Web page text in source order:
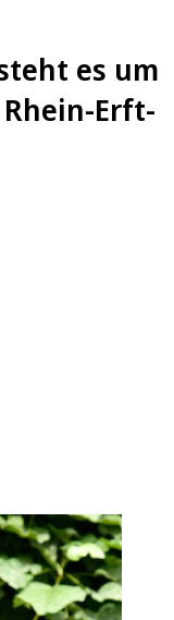
es um
Erft-